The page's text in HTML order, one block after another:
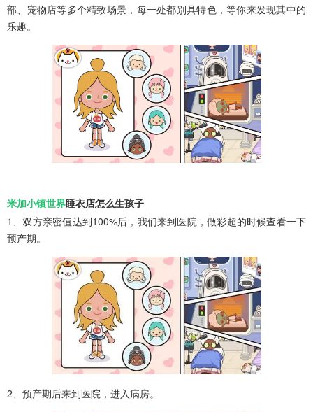
部、宠物店等多个精致场景，每一处都别具特色，等你来发现其中的
乐趣。
米加小镇世界睡衣店怎么生孩子
1、双方亲密值达到100%后，我们来到医院，做彩超的时候查看一下
预产期。
2、预产期后来到医院，进入病房。